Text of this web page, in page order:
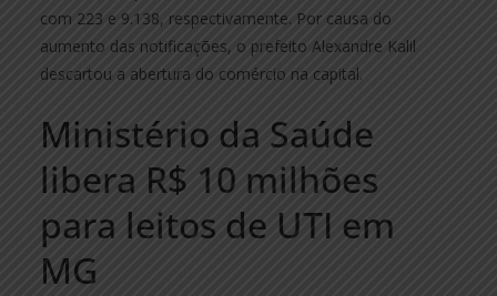
com 223 e 9.138, respectivamente. Por causa do
aumento das notificações, o prefeito Alexandre Kalil
descartou a abertura do comércio na capital.
Ministério da Saúde
libera R$ 10 milhões
para leitos de UTI em
MG